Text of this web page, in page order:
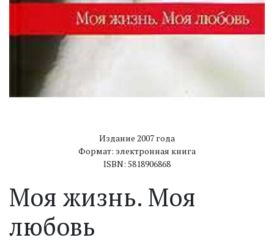
Издание 2007 года
Формат: электронная книга
ISBN: 5818906868
Моя жизнь. Моя
любовь